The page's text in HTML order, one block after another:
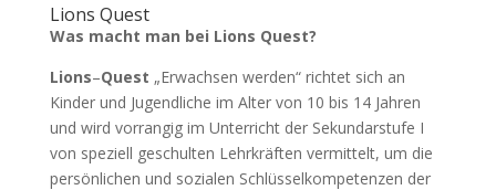
Lions Quest
Was macht man bei Lions Quest?
Lions–Quest „Erwachsen werden“ richtet sich an
Kinder und Jugendliche im Alter von 10 bis 14 Jahren
und wird vorrangig im Unterricht der Sekundarstufe I
von speziell geschulten Lehrkräften vermittelt, um die
persönlichen und sozialen Schlüsselkompetenzen der